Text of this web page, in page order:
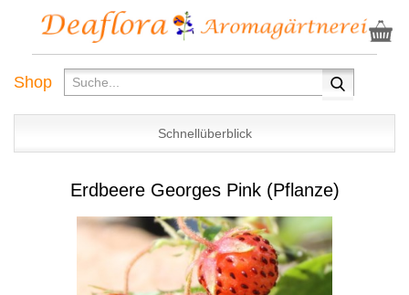
Shop
Schnellüberblick
Erdbeere Georges Pink (Pflanze)